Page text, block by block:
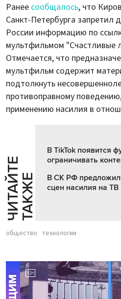
Ранее сообщалось, что
Санкт-Петербурга запретил
России информацию по
мультфильмом "Счастливые
Отмечается, что
мультфильм содержит
подтолкнуть
противоправному
применению насилия в
Ч
И
Т
АЙ
Т
Е
Т
А
К
ЖЕ
В TikTok появится
ограничивать
В СК РФ
сцен насилия на ТВ
общество технологии